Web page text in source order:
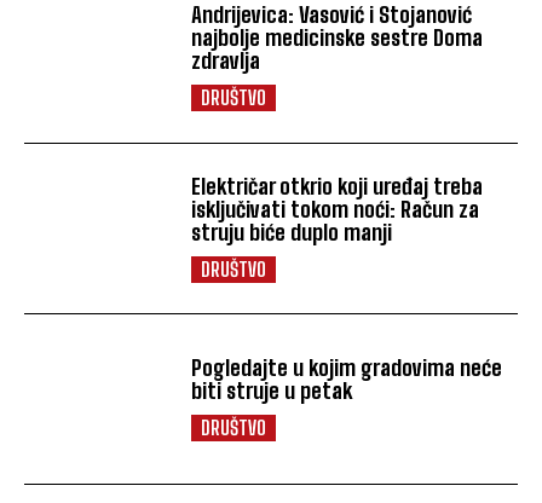
Andrijevica: Vasović i Stojanović
najbolje medicinske sestre Doma
zdravlja
DRUŠTVO
Električar otkrio koji uređaj treba
isključivati tokom noći: Račun za
struju biće duplo manji
DRUŠTVO
Pogledajte u kojim gradovima neće
biti struje u petak
DRUŠTVO